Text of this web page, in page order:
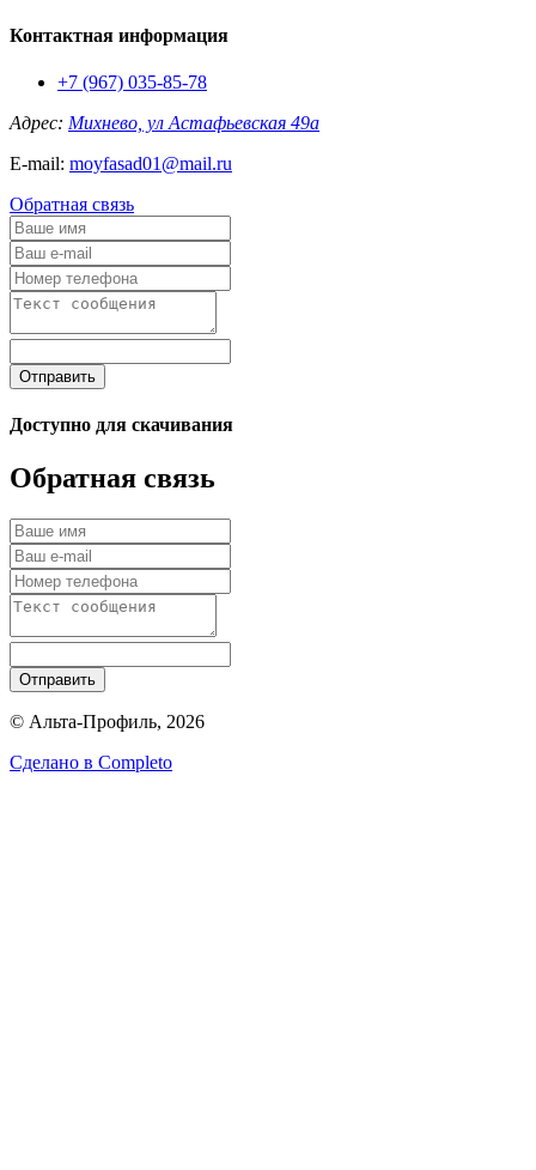
Контактная информация
+7 (967) 035-85-78
Адрес: Михнево, ул Астафьевская 49а
E-mail: moyfasad01@mail.ru
Обратная связь
Отправить
Доступно для скачивания
Обратная связь
Отправить
© Альта-Профиль, 2026
Сделано в Completo